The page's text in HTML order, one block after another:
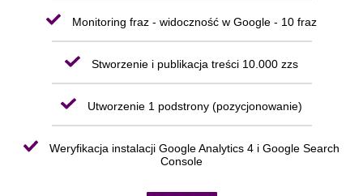
Monitoring fraz - widoczność w Google - 10 fraz
Stworzenie i publikacja treści 10.000 zzs
Utworzenie 1 podstrony (pozycjonowanie)
Weryfikacja instalacji Google Analytics 4 i Google Search
Console